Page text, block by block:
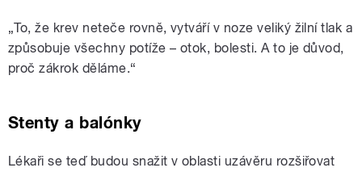
„To, že krev neteče rovně, vytváří v noze veliký žilní tlak a
způsobuje všechny potíže – otok, bolesti. A to je důvod,
proč zákrok děláme.“
Stenty a balónky
Lékaři se teď budou snažit v oblasti uzávěru rozšiřovat